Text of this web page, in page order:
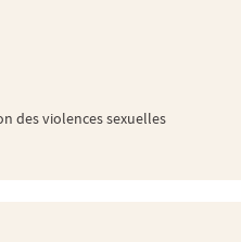
des violences sexuelles